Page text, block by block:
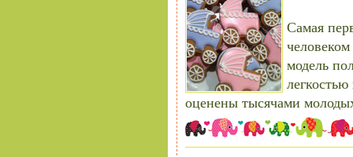
Самая
модель
оценены тысячами